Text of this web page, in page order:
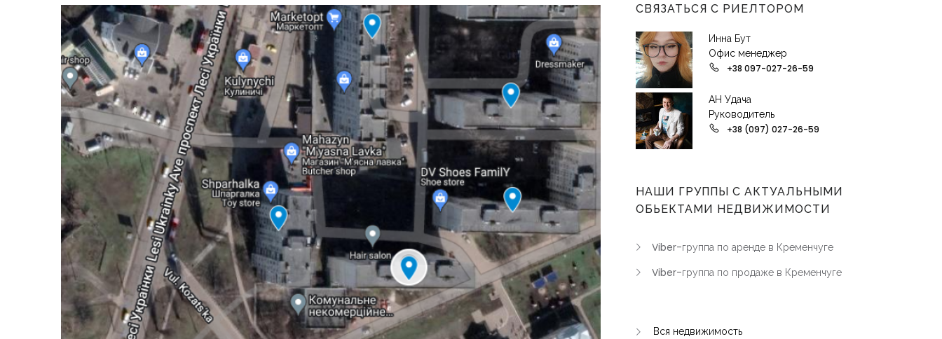
СВЯЗАТЬСЯ С РИЕЛТОРОМ
Инна Бут
Офис менеджер
+38 097-027-26-59
АН Удача
Руководитель
+38 (097) 027-26-59
НАШИ ГРУППЫ С АКТУАЛЬНЫМИ
ОБЬЕКТАМИ НЕДВИЖИМОСТИ
Viber-группа по аренде в Кременчуге
Viber-группа по продаже в Кременчуге
Вся недвижимость